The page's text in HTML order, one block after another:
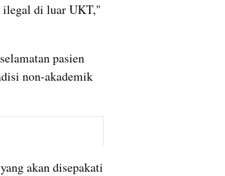
ilegal di luar UKT,"
pasien
non-akademik
akan disepakati